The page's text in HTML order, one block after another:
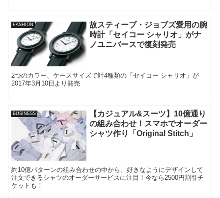
FASHION
故スティーブ・ジョブズ愛用の腕
時計「セイコー シャリオ」がナ
ノユニバースで復刻発売
2つのカラー、ケースサイズで計4種類の「セイコー シャリオ」が
2017年3月10日より発売
BUSINESS
【カジュアル&スーツ】10億通り
の組み合わせ！スマホでオーダー
シャツ作り「Original Stitch」
約10億パターンの組み合わせの中から、好きなようにデザインして
注文できるシャツのオーダーサービスに注目！今なら2500円割引チ
ケットも！